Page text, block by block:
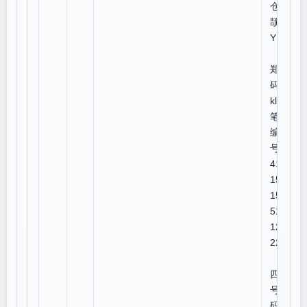
仓
颉:E
YPT
郑
码:vi
kl
笔顺
编
号:4
412
153
152
512
125
221
四角
号